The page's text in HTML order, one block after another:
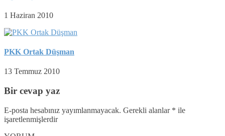
1 Haziran 2010
PKK Ortak Düşman
13 Temmuz 2010
Bir cevap yaz
E-posta hesabınız yayımlanmayacak. Gerekli alanlar * ile
işaretlenmişlerdir